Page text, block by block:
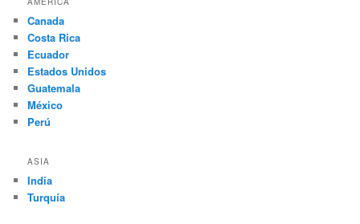
Canada
Costa Rica
Ecuador
Estados Unidos
Guatemala
México
Perú
ASIA
India
Turquía